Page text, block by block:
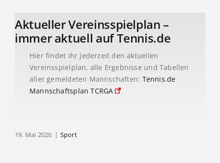
Aktueller Vereinsspielplan –
immer aktuell auf Tennis.de
Hier findet ihr jederzeit den aktuellen
Vereinsspielplan, alle Ergebnisse und Tabellen
aller gemeldeten Mannschaften: Tennis.de
Mannschaftsplan TCRGA
19. Mai 2026 | Sport